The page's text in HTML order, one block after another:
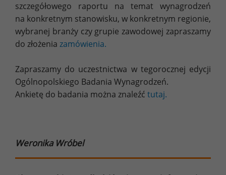
szczegółowego raportu na temat wynagrodzeń
na konkretnym stanowisku, w konkretnym regionie,
wybranej branży czy grupie zawodowej zapraszamy
do złożenia zamówienia.
Zapraszamy do uczestnictwa w tegorocznej edycji
Ogólnopolskiego Badania Wynagrodzeń.
Ankietę do badania można znaleźć tutaj.
Weronika Wróbel